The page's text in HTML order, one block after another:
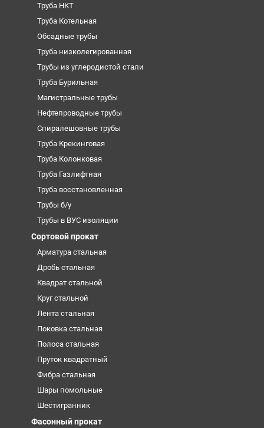
Труба НКТ
Труба Котельная
Обсадные трубы
Труба низколегированная
Трубы из углеродистой стали
Труба Бурильная
Магистральные трубы
Нефтепроводные трубы
Спиралешовные трубы
Труба Крекинговая
Труба Колонковая
Труба Газлифтная
Труба восстановленная
Трубы б/у
Трубы в ВУС изоляции
Сортовой прокат
Арматура стальная
Дробь стальная
Квадрат стальной
Круг стальной
Лента стальная
Поковка стальная
Полоса стальная
Пруток квадратный
Фибра стальная
Шары помольные
Шестигранник
Фасонный прокат